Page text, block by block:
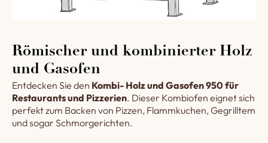
Römischer und kombinierter Holz
und Gasofen
Entdecken Sie den Kombi- Holz und Gasofen 950 für
Restaurants und Pizzerien. Dieser Kombiofen eignet sich
perfekt zum Backen von Pizzen, Flammkuchen, Gegrilltem
und sogar Schmorgerichten.